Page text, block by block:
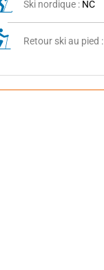
Ski nordique : NC
Retour ski au pied :